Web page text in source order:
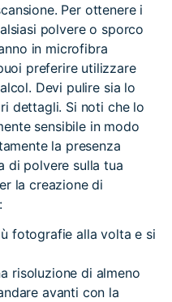
Per ottenere i
polvere o sporco
in microfibra
preferire utilizzare
Devi pulire sia lo
dettagli. Si noti che lo
sensibile in modo
la presenza
di polvere sulla tua
la creazione di
fotografie alla volta e si
risoluzione di almeno
avanti con la